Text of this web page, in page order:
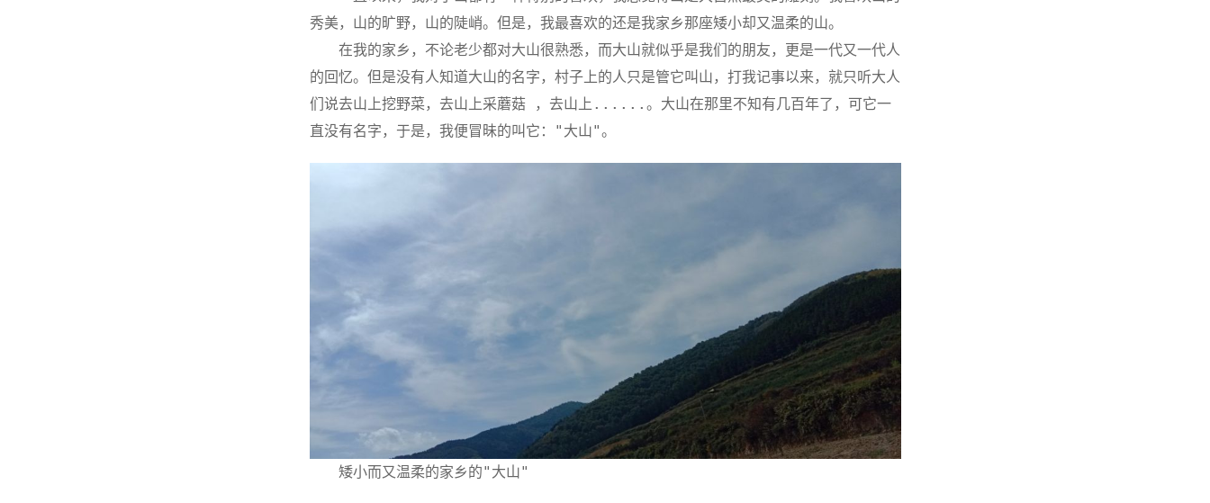
秀美，山的旷野，山的陡峭。但是，我最喜欢的还是我家乡那座矮小却又温柔的山。
在我的家乡，不论老少都对大山很熟悉，而大山就似乎是我们的朋友，更是一代又一代人
的回忆。但是没有人知道大山的名字，村子上的人只是管它叫山，打我记事以来，就只听大人
们说去山上挖野菜，去山上采蘑菇 ，去山上......。大山在那里不知有几百年了，可它一
直没有名字，于是，我便冒昧的叫它："大山"。
矮小而又温柔的家乡的"大山"